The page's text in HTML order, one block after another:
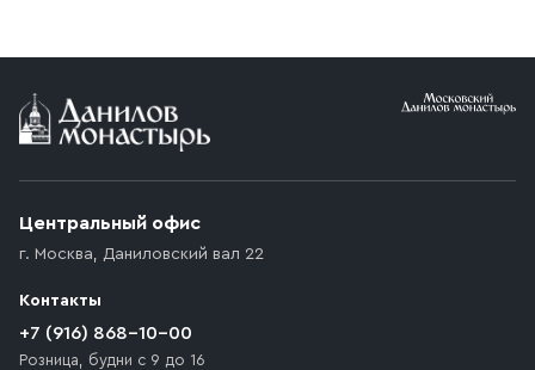
Условия доставки
возникают препятствия для подъезда автомобиля,
которое максимально близко к месту запланированной
движения. Если на территории места назначения
доставки предусмотрен платный въезд, то Покупателю
необходимо компенсировать стоимость въезда
Центральный офис
г. Москва, Даниловский вал 22
Контакты
+7 (916) 868-10-00
Розница, будни с 9 до 16